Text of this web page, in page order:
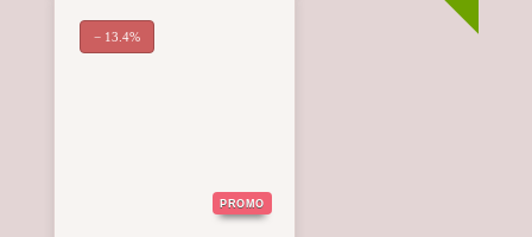
PROMO
− 13.4%